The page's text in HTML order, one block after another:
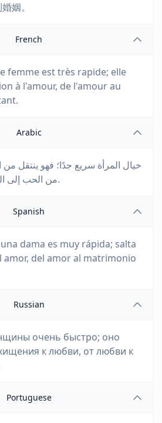
姻。
French
femme est très rapide; elle
à l'amour, de l'amour au
Arabic
خيال المرأة سريع جدًا؛ فهو ينتقل
من الحب إلى الزواج في لحظة واحدة.
Spanish
dama es muy rápida; salta
amor, del amor al matrimonio
Russian
очень быстро; оно
к любви, от любви к
Portuguese